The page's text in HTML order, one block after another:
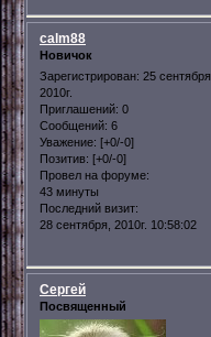
calm88
Новичок
Зарегистрирован: 25 сентября,
2010г.
Приглашений: 0
Сообщений: 6
Уважение: [+0/-0]
Позитив: [+0/-0]
Провел на форуме:
43 минуты
Последний визит:
28 сентября, 2010г. 10:58:02
Сергей
Посвященный